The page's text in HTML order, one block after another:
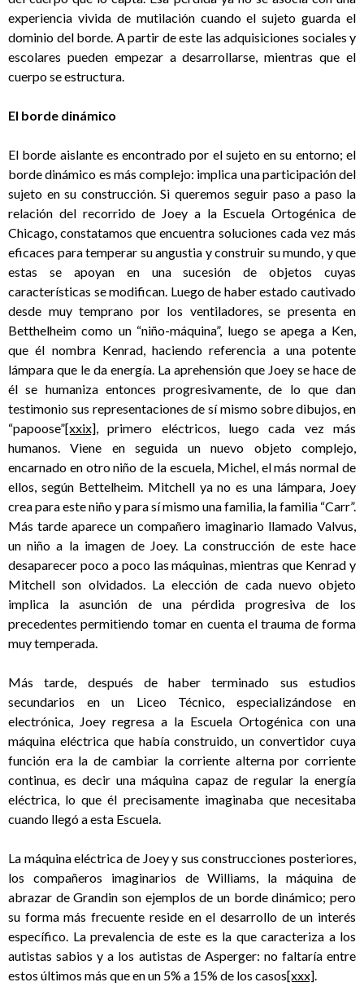
experiencia vivida de mutilación cuando el sujeto guarda el
dominio del borde. A partir de este las adquisiciones sociales y
escolares pueden empezar a desarrollarse, mientras que el
cuerpo se estructura.
El borde dinámico
El borde aislante es encontrado por el sujeto en su entorno; el
borde dinámico es más complejo: implica una participación del
sujeto en su construcción. Si queremos seguir paso a paso la
relación del recorrido de Joey a la Escuela Ortogénica de
Chicago, constatamos que encuentra soluciones cada vez más
eficaces para temperar su angustia y construir su mundo, y que
estas se apoyan en una sucesión de objetos cuyas
características se modifican. Luego de haber estado cautivado
desde muy temprano por los ventiladores, se presenta en
Betthelheim como un “niño-máquina”, luego se apega a Ken,
que él nombra Kenrad, haciendo referencia a una potente
lámpara que le da energía. La aprehensión que Joey se hace de
él se humaniza entonces progresivamente, de lo que dan
testimonio sus representaciones de sí mismo sobre dibujos, en
“papoose”[xxix], primero eléctricos, luego cada vez más
humanos. Viene en seguida un nuevo objeto complejo,
encarnado en otro niño de la escuela, Michel, el más normal de
ellos, según Bettelheim. Mitchell ya no es una lámpara, Joey
crea para este niño y para sí mismo una familia, la familia “Carr”.
Más tarde aparece un compañero imaginario llamado Valvus,
un niño a la imagen de Joey. La construcción de este hace
desaparecer poco a poco las máquinas, mientras que Kenrad y
Mitchell son olvidados. La elección de cada nuevo objeto
implica la asunción de una pérdida progresiva de los
precedentes permitiendo tomar en cuenta el trauma de forma
muy temperada.
Más tarde, después de haber terminado sus estudios
secundarios en un Liceo Técnico, especializándose en
electrónica, Joey regresa a la Escuela Ortogénica con una
máquina eléctrica que había construido, un convertidor cuya
función era la de cambiar la corriente alterna por corriente
continua, es decir una máquina capaz de regular la energía
eléctrica, lo que él precisamente imaginaba que necesitaba
cuando llegó a esta Escuela.
La máquina eléctrica de Joey y sus construcciones posteriores,
los compañeros imaginarios de Williams, la máquina de
abrazar de Grandin son ejemplos de un borde dinámico; pero
su forma más frecuente reside en el desarrollo de un interés
específico. La prevalencia de este es la que caracteriza a los
autistas sabios y a los autistas de Asperger: no faltaría entre
estos últimos más que en un 5% a 15% de los casos[xxx].